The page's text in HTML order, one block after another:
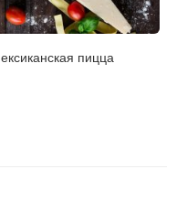
пицца